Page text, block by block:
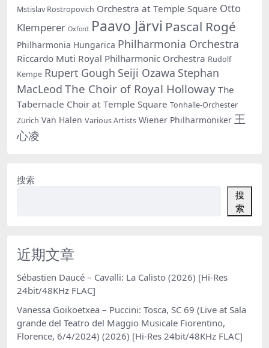
Mstislav Rostropovich Orchestra at Temple Square Otto
Klemperer Oxford Paavo Järvi Pascal Rogé
Philharmonia Hungarica Philharmonia Orchestra
Riccardo Muti Royal Philharmonic Orchestra Rudolf
Kempe Rupert Gough Seiji Ozawa Stephan
MacLeod The Choir of Royal Holloway The
Tabernacle Choir at Temple Square Tonhalle-Orchester
Zürich Van Halen Various Artists Wiener Philharmoniker 王
心凌
搜索
搜
索
近期文章
Sébastien Daucé – Cavalli: La Calisto (2026) [Hi-Res
24bit/48KHz FLAC]
Vanessa Goikoetxea – Puccini: Tosca, SC 69 (Live at Sala
grande del Teatro del Maggio Musicale Fiorentino,
Florence, 6/4/2024) (2026) [Hi-Res 24bit/48KHz FLAC]